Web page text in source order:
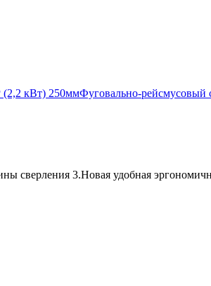
(2,2 кВт) 250ммФуговально-рейсмусовый
сверления 3.Новая удобная